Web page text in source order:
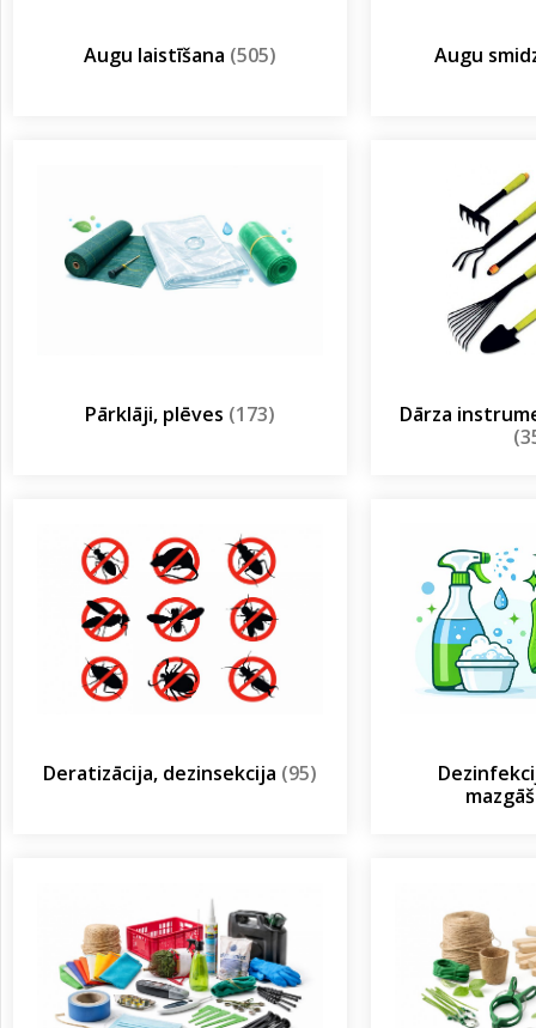
Augu laistīšana (505) Augu
Pārklāji, plēves (173)
Dārza
Deratizācija, dezinsekcija (95)